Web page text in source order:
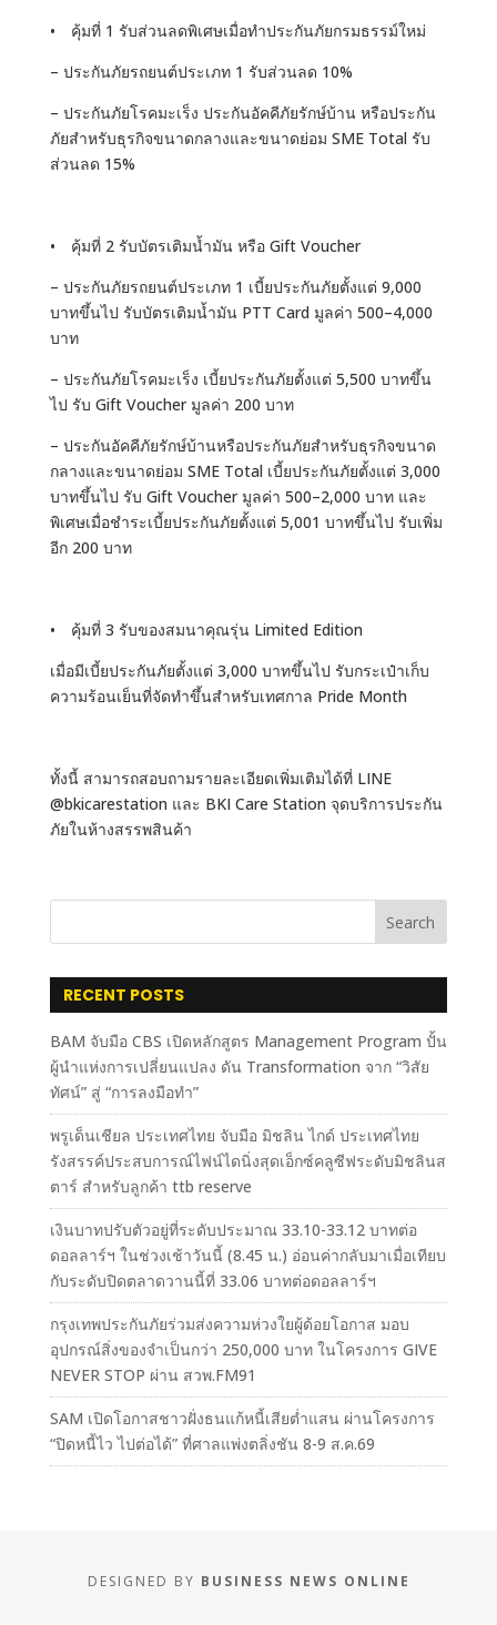
• คุ้มที่ 1 รับส่วนลดพิเศษเมื่อทำประกันภัยกรมธรรม์ใหม่
– ประกันภัยรถยนต์ประเภท 1 รับส่วนลด 10%
– ประกันภัยโรคมะเร็ง ประกันอัคคีภัยรักษ์บ้าน หรือประกัน
ภัยสำหรับธุรกิจขนาดกลางและขนาดย่อม SME Total รับ
ส่วนลด 15%
• คุ้มที่ 2 รับบัตรเติมน้ำมัน หรือ Gift Voucher
– ประกันภัยรถยนต์ประเภท 1 เบี้ยประกันภัยตั้งแต่ 9,000
บาทขึ้นไป รับบัตรเติมน้ำมัน PTT Card มูลค่า 500–4,000
บาท
– ประกันภัยโรคมะเร็ง เบี้ยประกันภัยตั้งแต่ 5,500 บาทขึ้น
ไป รับ Gift Voucher มูลค่า 200 บาท
– ประกันอัคคีภัยรักษ์บ้านหรือประกันภัยสำหรับธุรกิจขนาด
กลางและขนาดย่อม SME Total เบี้ยประกันภัยตั้งแต่ 3,000
บาทขึ้นไป รับ Gift Voucher มูลค่า 500–2,000 บาท และ
พิเศษเมื่อชำระเบี้ยประกันภัยตั้งแต่ 5,001 บาทขึ้นไป รับเพิ่ม
อีก 200 บาท
• คุ้มที่ 3 รับของสมนาคุณรุ่น Limited Edition
เมื่อมีเบี้ยประกันภัยตั้งแต่ 3,000 บาทขึ้นไป รับกระเป๋าเก็บ
ความร้อนเย็นที่จัดทำขึ้นสำหรับเทศกาล Pride Month
ทั้งนี้ สามารถสอบถามรายละเอียดเพิ่มเติมได้ที่ LINE
@bkicarestation และ BKI Care Station จุดบริการประกัน
ภัยในห้างสรรพสินค้า
Search
RECENT POSTS
BAM จับมือ CBS เปิดหลักสูตร Management Program ปั้น
ผู้นำแห่งการเปลี่ยนแปลง ดัน Transformation จาก “วิสัย
ทัศน์” สู่ “การลงมือทำ”
พรูเด็นเชียล ประเทศไทย จับมือ มิชลิน ไกด์ ประเทศไทย
รังสรรค์ประสบการณ์ไฟน์ไดนิ่งสุดเอ็กซ์คลูซีฟระดับมิชลินส
ตาร์ สำหรับลูกค้า ttb reserve
เงินบาทปรับตัวอยู่ที่ระดับประมาณ 33.10-33.12 บาทต่อ
ดอลลาร์ฯ ในช่วงเช้าวันนี้ (8.45 น.) อ่อนค่ากลับมาเมื่อเทียบ
กับระดับปิดตลาดวานนี้ที่ 33.06 บาทต่อดอลลาร์ฯ
กรุงเทพประกันภัยร่วมส่งความห่วงใยผู้ด้อยโอกาส มอบ
อุปกรณ์สิ่งของจำเป็นกว่า 250,000 บาท ในโครงการ GIVE
NEVER STOP ผ่าน สวพ.FM91
SAM เปิดโอกาสชาวฝั่งธนแก้หนี้เสียต่ำแสน ผ่านโครงการ
“ปิดหนี้ไว ไปต่อได้” ที่ศาลแพ่งตลิ่งชัน 8-9 ส.ค.69
DESIGNED BY BUSINESS NEWS ONLINE